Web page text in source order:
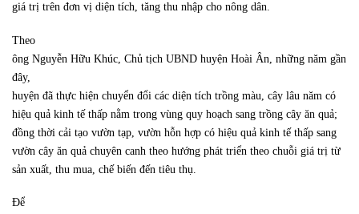
giá trị trên đơn vị diện tích, tăng thu nhập cho nông dân.
Theo
ông Nguyễn Hữu Khúc, Chủ tịch UBND huyện Hoài Ân, những năm gần
đây,
huyện đã thực hiện chuyển đổi các diện tích trồng màu, cây lâu năm có
hiệu quả kinh tế thấp nằm trong vùng quy hoạch sang trồng cây ăn quả;
đồng thời cải tạo vườn tạp, vườn hỗn hợp có hiệu quả kinh tế thấp sang
vườn cây ăn quả chuyên canh theo hướng phát triển theo chuỗi giá trị từ
sản xuất, thu mua, chế biến đến tiêu thụ.
Để